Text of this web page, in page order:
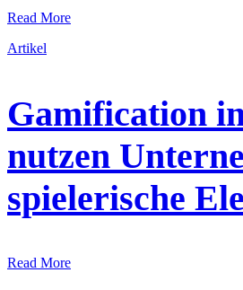
Read More
Artikel
Gamification
nutzen
spielerische
Read More